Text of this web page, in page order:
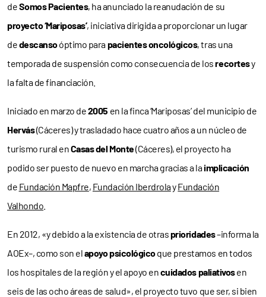
deSomos Pacientes, ha anunciado la reanudación de su
proyecto ‘Mariposas’, iniciativa dirigida a proporcionar un lugar
dedescansoóptimo parapacientes oncológicos, tras una
temporada de suspensión como consecuencia de losrecortesy
la falta de financiación.
Iniciado en marzo de2005 en la finca ‘Mariposas’ del municipio de
Hervás(Cáceres) y trasladado hace cuatro años a un núcleo de
turismo rural enCasas del Monte(Cáceres), el proyecto ha
podido ser puesto de nuevo en marcha gracias a laimplicación
de Fundación Mapfre, Fundación IberdrolayFundación
Valhondo
En 2012, «y debido a la existencia de otrasprioridades–informa la
AOEx–, como son elapoyo psicológicoque prestamos en todos
los hospitales de la región y el apoyo encuidados paliativosen
seis de las ocho áreas de salud», el proyecto tuvo que ser, si bien